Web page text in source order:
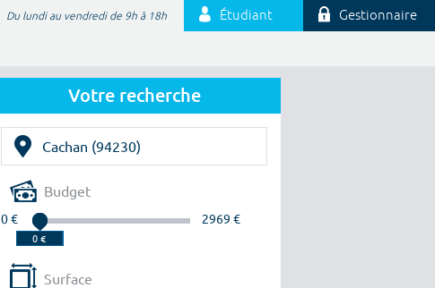
Du lundi au vendredi de 9h à 18h Étudiant Gestionnaire
Votre recherche
Budget
0 € 2969 €
Surface